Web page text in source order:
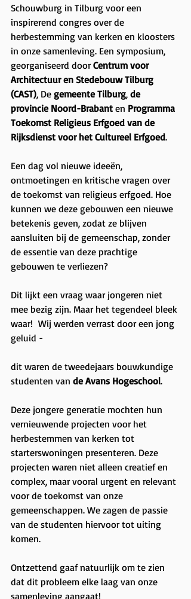
Schouwburg in Tilburg voor een
inspirerend congres over de
herbestemming van kerken en kloosters
in onze samenleving. Een symposium,
georganiseerd door Centrum voor
Architectuur en Stedebouw Tilburg
(CAST), De gemeente Tilburg, de
provincie Noord-Brabant en Programma
Toekomst Religieus Erfgoed van de
Rijksdienst voor het Cultureel Erfgoed.
Een dag vol nieuwe ideeën,
ontmoetingen en kritische vragen over
de toekomst van religieus erfgoed. Hoe
kunnen we deze gebouwen een nieuwe
betekenis geven, zodat ze blijven
aansluiten bij de gemeenschap, zonder
de essentie van deze prachtige
gebouwen te verliezen?
Dit lijkt een vraag waar jongeren niet
mee bezig zijn. Maar het tegendeel bleek
waar!  Wij werden verrast door een jong
geluid -
dit waren de tweedejaars bouwkundige
studenten van de Avans Hogeschool.
Deze jongere generatie mochten hun
vernieuwende projecten voor het
herbestemmen van kerken tot
starterswoningen presenteren. Deze
projecten waren niet alleen creatief en
complex, maar vooral urgent en relevant
voor de toekomst van onze
gemeenschappen. We zagen de passie
van de studenten hiervoor tot uiting
komen.
Ontzettend gaaf natuurlijk om te zien
dat dit probleem elke laag van onze
samenleving aangaat!